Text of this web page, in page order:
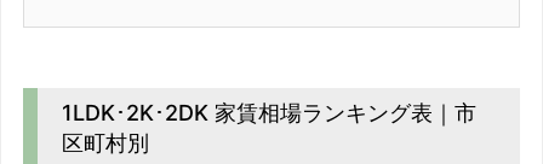
1LDK･2K･2DK 家賃相場ランキング表｜市
区町村別